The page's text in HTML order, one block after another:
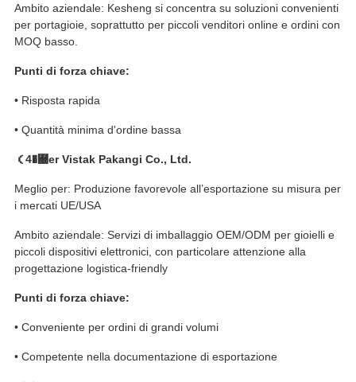
Ambito aziendale: Kesheng si concentra su soluzioni convenienti
per portagioie, soprattutto per piccoli venditori online e ordini con
MOQ basso.
Punti di forza chiave:
• Risposta rapida
• Quantità minima d'ordine bassa
（4�＀er Vistak Pakangi Co., Ltd.
Meglio per: Produzione favorevole all’esportazione su misura per
i mercati UE/USA
Ambito aziendale: Servizi di imballaggio OEM/ODM per gioielli e
piccoli dispositivi elettronici, con particolare attenzione alla
progettazione logistica-friendly
Punti di forza chiave:
• Conveniente per ordini di grandi volumi
• Competente nella documentazione di esportazione